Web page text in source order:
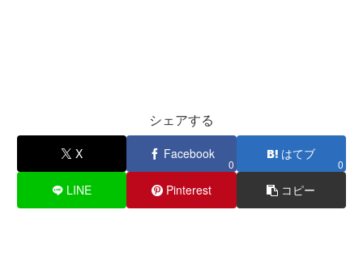
シェアする
X Facebook
0
はてブ
0
LINE Pinterest コピー